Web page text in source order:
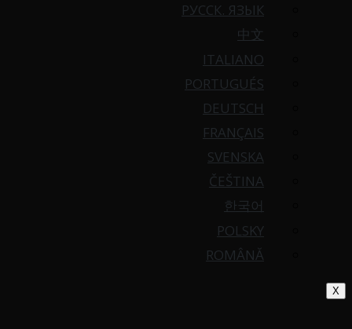
РУССК. ЯЗЫК
中文
ITALIANO
PORTUGUÉS
DEUTSCH
FRANÇAIS
SVENSKA
ČEŠTINA
한국어
POLSKY
ROMÂNĂ
X